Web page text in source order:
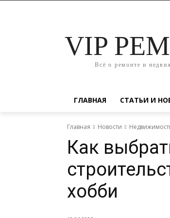
VIP
Всё о ремонте и
ГЛАВНАЯ СТАТЬИ И
Главная Новости
Как
хобби